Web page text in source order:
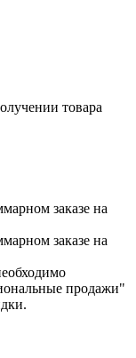
товара
заказе на
заказе на
продажи"